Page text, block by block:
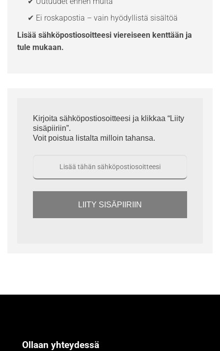
✔ Ei roskapostia – vain hyödyllistä sisältöä
Lisää sähköpostiosoitteesi viereiseen kenttään ja
tule mukaan.
Kirjoita sähköpostiosoitteesi ja klikkaa “Liity
sisäpiiriin”.
Voit poistua listalta milloin tahansa.
LIITY SISÄPIIRIIN
Ollaan yhteydessä